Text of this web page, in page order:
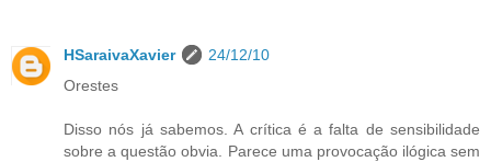
HSaraivaXavier
24/12/10
Orestes
Disso nós já sabemos. A crítica é a falta de sensibilidade
sobre a questão obvia. Parece uma provocação ilógica sem